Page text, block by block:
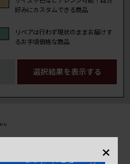
好みにカスタムできる商品
リペアは行わず現状のままお届けす
るお手頃価格な商品
選択結果を表示する
×